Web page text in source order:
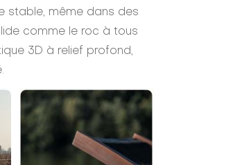
stable, même dans des
comme le roc à tous
3D à relief profond,